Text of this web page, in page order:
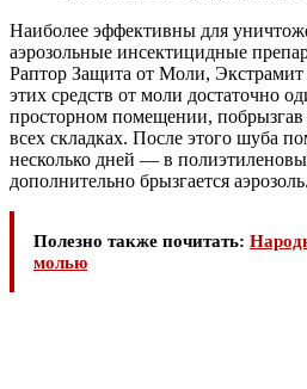
Наиболее эффективны для
аэрозольные инсектицидные
Раптор Защита от Моли,
этих средств от моли достаточно
просторном помещении, побрызгав
всех складках. После этого шуба
несколько дней — в
дополнительно брызгается аэрозоль.
Полезно также почитать:
молью